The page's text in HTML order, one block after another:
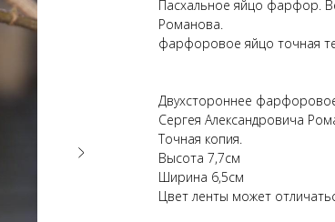
Пасхальное яйцо фарфор.
Романова.
фарфоровое яйцо точная
Двухстороннее
Сергея Александровича
Точная копия.
Высота 7,7см
Ширина 6,5см
Цвет ленты может